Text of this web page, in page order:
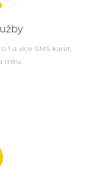
1 a více SMS karet,
míru.